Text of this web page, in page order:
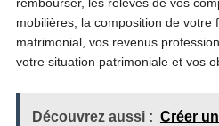
mobilières, la composition de votre
matrimonial, vos revenus
votre situation patrimoniale et vos
Découvrez aussi : Créer